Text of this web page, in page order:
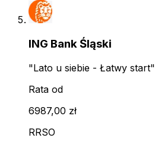
ING Bank Śląski
"Lato u siebie - Łatwy start"
Rata od
6987,00 zł
RRSO